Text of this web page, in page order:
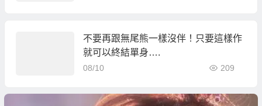
不要再跟無尾熊一樣沒伴！只要這樣作
就可以終結單身….
08/10 209